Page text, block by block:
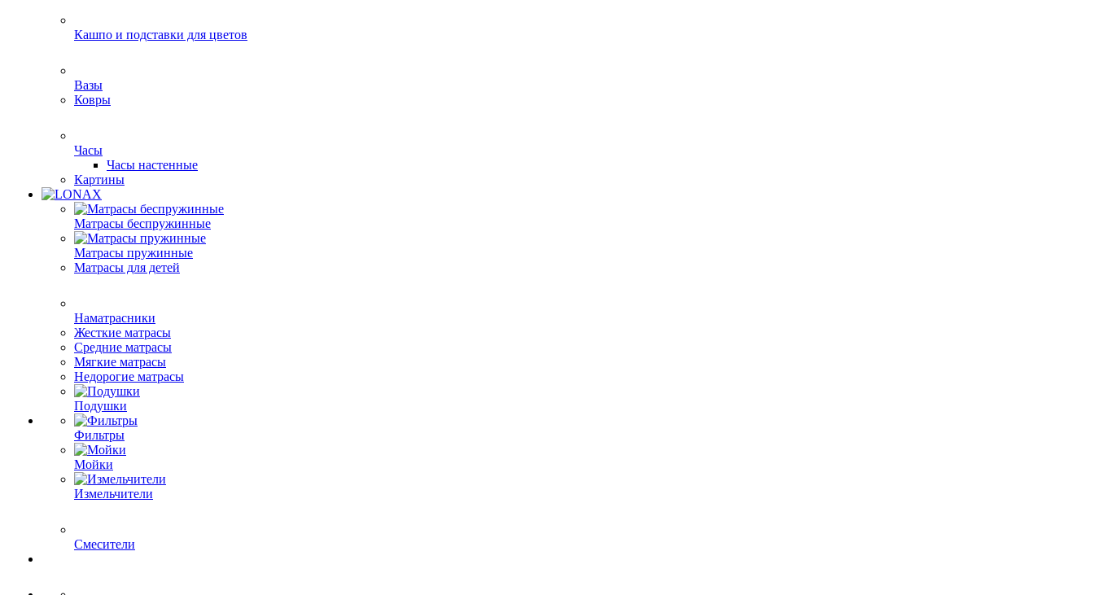
Кашпо и подставки для цветов
Вазы
Ковры
Часы
Часы настенные
Картины
Матрасы беспружинные
Матрасы пружинные
Матрасы для детей
Наматрасники
Жесткие матрасы
Средние матрасы
Мягкие матрасы
Недорогие матрасы
Подушки
Фильтры
Мойки
Измельчители
Смесители